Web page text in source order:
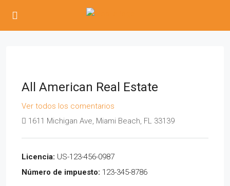
All American Real Estate
Ver todos los comentarios
1611 Michigan Ave, Miami Beach, FL 33139
Licencia: US-123-456-0987
Número de impuesto: 123-345-8786